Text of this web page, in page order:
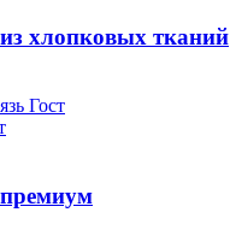
хлопковых тканий
Гост